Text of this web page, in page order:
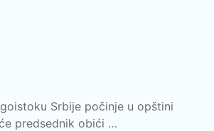
Srbije počinje u opštini
predsednik obići …